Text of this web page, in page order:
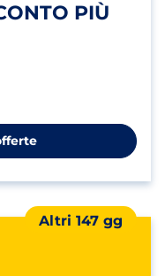
PIÙ
Altri 147 gg